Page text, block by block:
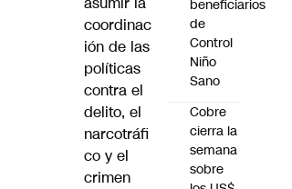
coordinac
ión de las
políticas
contra el
delito, el
narcotráfi
co y el
crimen
beneficiarios
de
Control
Niño
Sano
Cobre
cierra la
semana
sobre